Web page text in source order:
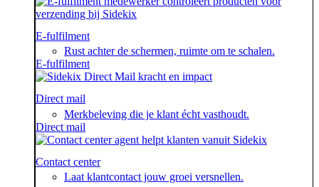
E-fulfilment
Rust achter de schermen, ruimte om te schalen.
E-fulfilment
Direct mail
Merkbeleving die je klant écht vasthoudt.
Direct mail
Contact center
Laat klantcontact jouw groei versnellen.